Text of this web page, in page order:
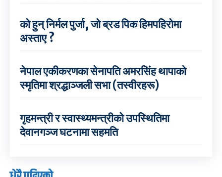
को हुन् निर्मल पुर्जा, जो ब्रड पिक हिमपहिरोमा
अस्ताए ?
नेपाल एकीकरणका सेनापति अमरसिंह थापाको
स्मृतिमा श्रद्धाञ्जली सभा (तस्वीरहरू)
गृहमन्त्री र स्वास्थ्यमन्त्रीको उपस्थितिमा
देवानगञ्ज घटनामा सहमति